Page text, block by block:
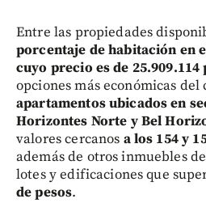
Entre las propiedades
porcentaje de habitación en
cuyo precio es de 25.909.114
opciones más económicas
apartamentos ubicados en
Horizontes Norte y Bel
valores cercanos a los 154 y
además de otros inmuebles
lotes y edificaciones que
de pesos.